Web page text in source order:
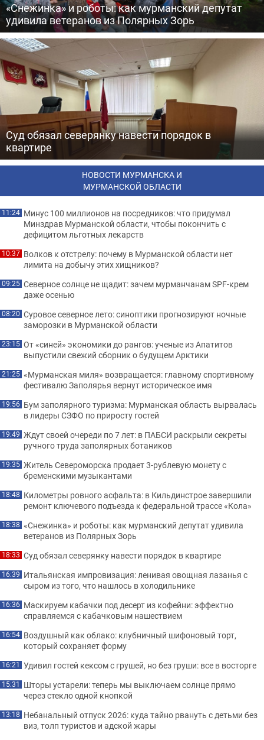
«Снежинка» и роботы: как мурманский депутат
удивила ветеранов из Полярных Зорь
Суд обязал северянку навести порядок в
квартире
НОВОСТИ МУРМАНСКА И
МУРМАНСКОЙ ОБЛАСТИ
11:24 Минус 100 миллионов на посредников: что придумал
Минздрав Мурманской области, чтобы покончить с
дефицитом льготных лекарств
10:37 Волков к отстрелу: почему в Мурманской области нет
лимита на добычу этих хищников?
09:25 Северное солнце не щадит: зачем мурманчанам SPF-крем
даже осенью
08:20 Суровое северное лето: синоптики прогнозируют ночные
заморозки в Мурманской области
23:15 От «синей» экономики до рангов: ученые из Апатитов
выпустили свежий сборник о будущем Арктики
21:25 «Мурманская миля» возвращается: главному спортивному
фестивалю Заполярья вернут историческое имя
19:56 Бум заполярного туризма: Мурманская область вырвалась
в лидеры СЗФО по приросту гостей
19:49 Ждут своей очереди по 7 лет: в ПАБСИ раскрыли секреты
ручного труда заполярных ботаников
19:35 Житель Североморска продает 3-рублевую монету с
бременскими музыкантами
18:48 Километры ровного асфальта: в Кильдинстрое завершили
ремонт ключевого подъезда к федеральной трассе «Кола»
18:38 «Снежинка» и роботы: как мурманский депутат удивила
ветеранов из Полярных Зорь
18:33 Суд обязал северянку навести порядок в квартире
16:39 Итальянская импровизация: ленивая овощная лазанья с
сыром из того, что нашлось в холодильнике
16:36 Маскируем кабачки под десерт из кофейни: эффектно
справляемся с кабачковым нашествием
16:54 Воздушный как облако: клубничный шифоновый торт,
который сохраняет форму
16:21 Удивил гостей кексом с грушей, но без груши: все в восторге
15:31 Шторы устарели: теперь мы выключаем солнце прямо
через стекло одной кнопкой
13:18 Небанальный отпуск 2026: куда тайно рвануть с детьми без
виз, толп туристов и адской жары